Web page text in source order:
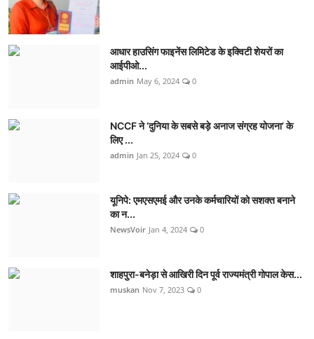
आधार हाउसिंग फाइनेंस लिमिटेड के इक्विटी शेयरों का
आईपीओ...
admin May 6, 2024 0
NCCF ने ‘दुनिया के सबसे बड़े अनाज संग्रह योजना’ के
लिए ...
admin Jan 25, 2024 0
यूनिपे: एमएसएमई और उनके कर्मचारियों को सशक्त बनाने
का न...
NewsVoir Jan 4, 2024 0
शाहपुरा-बनेड़ा से आखिरी दिन पूर्व राज्यमंत्री गोपाल केस...
muskan Nov 7, 2023 0